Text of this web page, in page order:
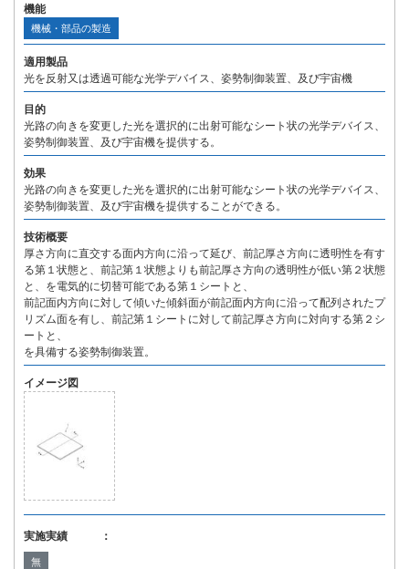
機能
機械・部品の製造
適用製品
光を反射又は透過可能な光学デバイス、姿勢制御装置、及び宇宙機
目的
光路の向きを変更した光を選択的に出射可能なシート状の光学デバイス、
姿勢制御装置、及び宇宙機を提供する。
効果
光路の向きを変更した光を選択的に出射可能なシート状の光学デバイス、
姿勢制御装置、及び宇宙機を提供することができる。
技術概要
厚さ方向に直交する面内方向に沿って延び、前記厚さ方向に透明性を有す
る第１状態と、前記第１状態よりも前記厚さ方向の透明性が低い第２状態
と、を電気的に切替可能である第１シートと、
前記面内方向に対して傾いた傾斜面が前記面内方向に沿って配列されたプ
リズム面を有し、前記第１シートに対して前記厚さ方向に対向する第２シ
ートと、
を具備する姿勢制御装置。
イメージ図
実施実績 ：
無